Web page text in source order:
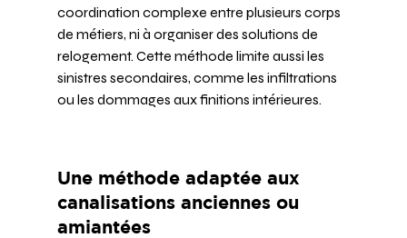
coordination complexe entre plusieurs corps
de métiers, ni à organiser des solutions de
relogement. Cette méthode limite aussi les
sinistres secondaires, comme les infiltrations
ou les dommages aux finitions intérieures.
Une méthode adaptée aux
canalisations anciennes ou
amiantées